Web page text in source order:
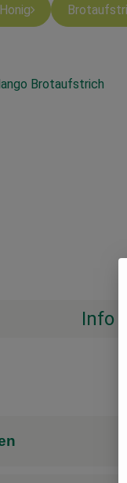
Honig
Info